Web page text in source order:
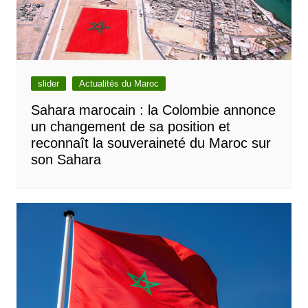
slider Actualités du Maroc
Sahara marocain : la Colombie annonce
un changement de sa position et
reconnaît la souveraineté du Maroc sur
son Sahara